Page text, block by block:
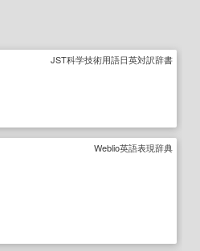
JST科学技術用語日英対訳辞書
Weblio英語表現辞典